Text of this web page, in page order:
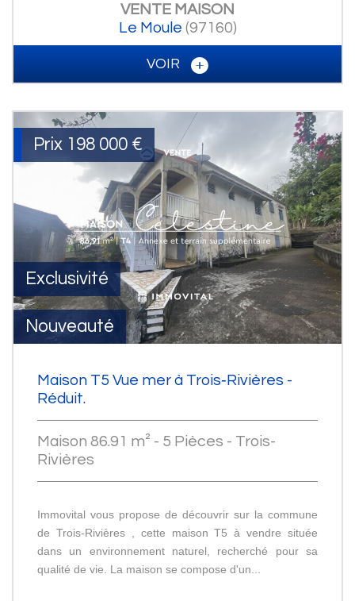
VENTE MAISON
Le Moule (97160)
VOIR
Exclusivité
Nouveauté
Prix 198 000 €
Maison T5 Vue mer à Trois‑Rivières -
Réduit.
Maison 86.91 m² - 5 Pièces - Trois-
Rivières
Immovital vous propose de découvrir sur la commune
de Trois‑Rivières , cette maison T5 à vendre située
dans un environnement naturel, recherché pour sa
qualité de vie. La maison se compose d'un...